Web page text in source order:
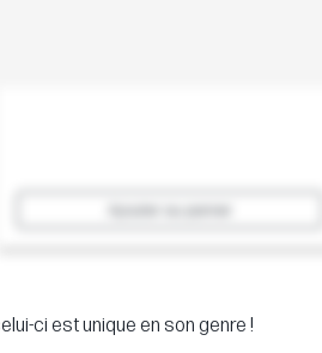
ci est unique en son genre !